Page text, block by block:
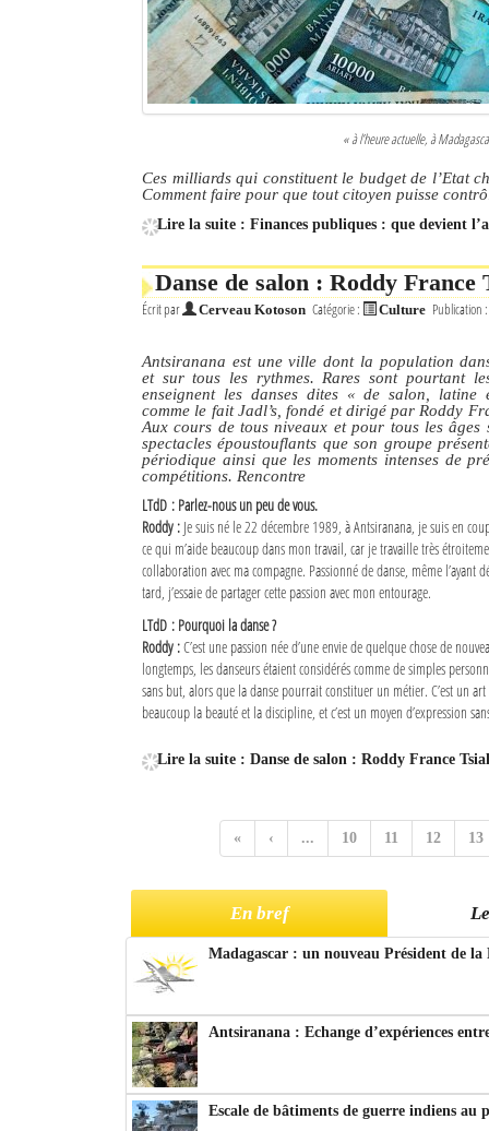
« à l’heure actuelle, à
Ces milliards qui constituent le budget de l’Etat
Comment faire pour que tout citoyen puisse
Lire la suite : Finances publiques : que devient
Danse de salon : Roddy France
Écrit par Cerveau Kotoson Catégorie : Culture Publication :
Antsiranana est une ville dont la population
et sur tous les rythmes. Rares sont pourtant
enseignent les danses dites « de salon, latine
comme le fait Jadl’s, fondé et dirigé par Roddy
Aux cours de tous niveaux et pour tous les âges
spectacles époustouflants que son groupe
périodique ainsi que les moments intenses de
compétitions. Rencontre
LTdD : Parlez-nous un peu de vous.
Roddy : Je suis né le 22 décembre 1989, à Antsiranana, je suis en
ce qui m’aide beaucoup dans mon travail, car je travaille très
collaboration avec ma compagne. Passionné de danse, même l’ayant
tard, j’essaie de partager cette passion avec mon entourage.
LTdD : Pourquoi la danse ?
Roddy :C’est une passion née d’une envie de quelque chose de
longtemps, les danseurs étaient considérés comme de simples
sans but, alors que la danse pourrait constituer un métier. C’est un
beaucoup la beauté et la discipline, et c’est un moyen d’expression
Lire la suite : Danse de salon : Roddy France
« ‹ ... 10 11 12 13
En bref
Madagascar : un nouveau Président de
Antsiranana : Echange d’expériences
Escale de bâtiments de guerre indiens au